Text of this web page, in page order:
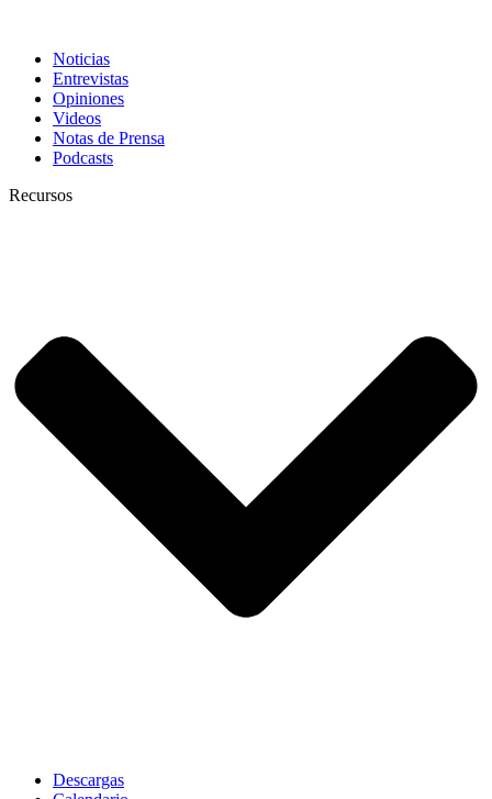
Noticias
Entrevistas
Opiniones
Videos
Notas de Prensa
Podcasts
Recursos
Descargas